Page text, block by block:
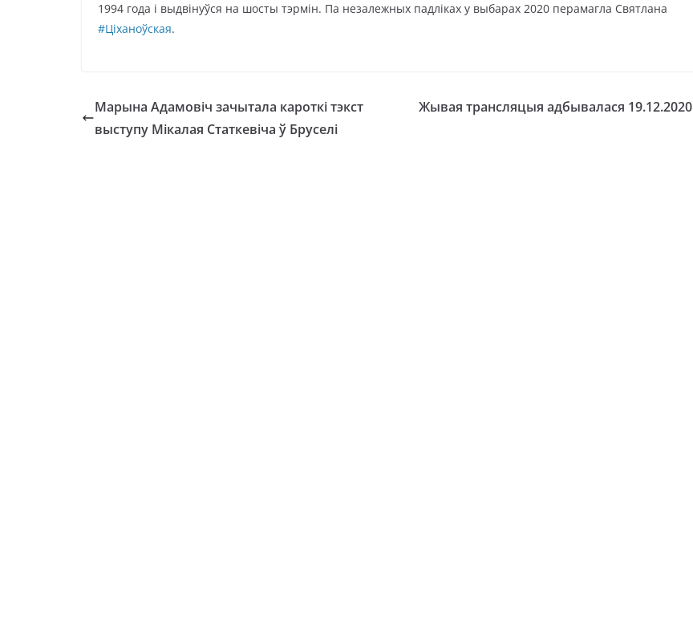
1994 года і выдвінуўся на шосты тэрмін. Па незалежных падліках у выбарах 2020 перамагла Святлана
#Ціханоўская.
Марына Адамовіч зачытала кароткі тэкст
выступу Мікалая Статкевіча ў Бруселі
Жывая трансляцыя адбывалася 19.12.2020